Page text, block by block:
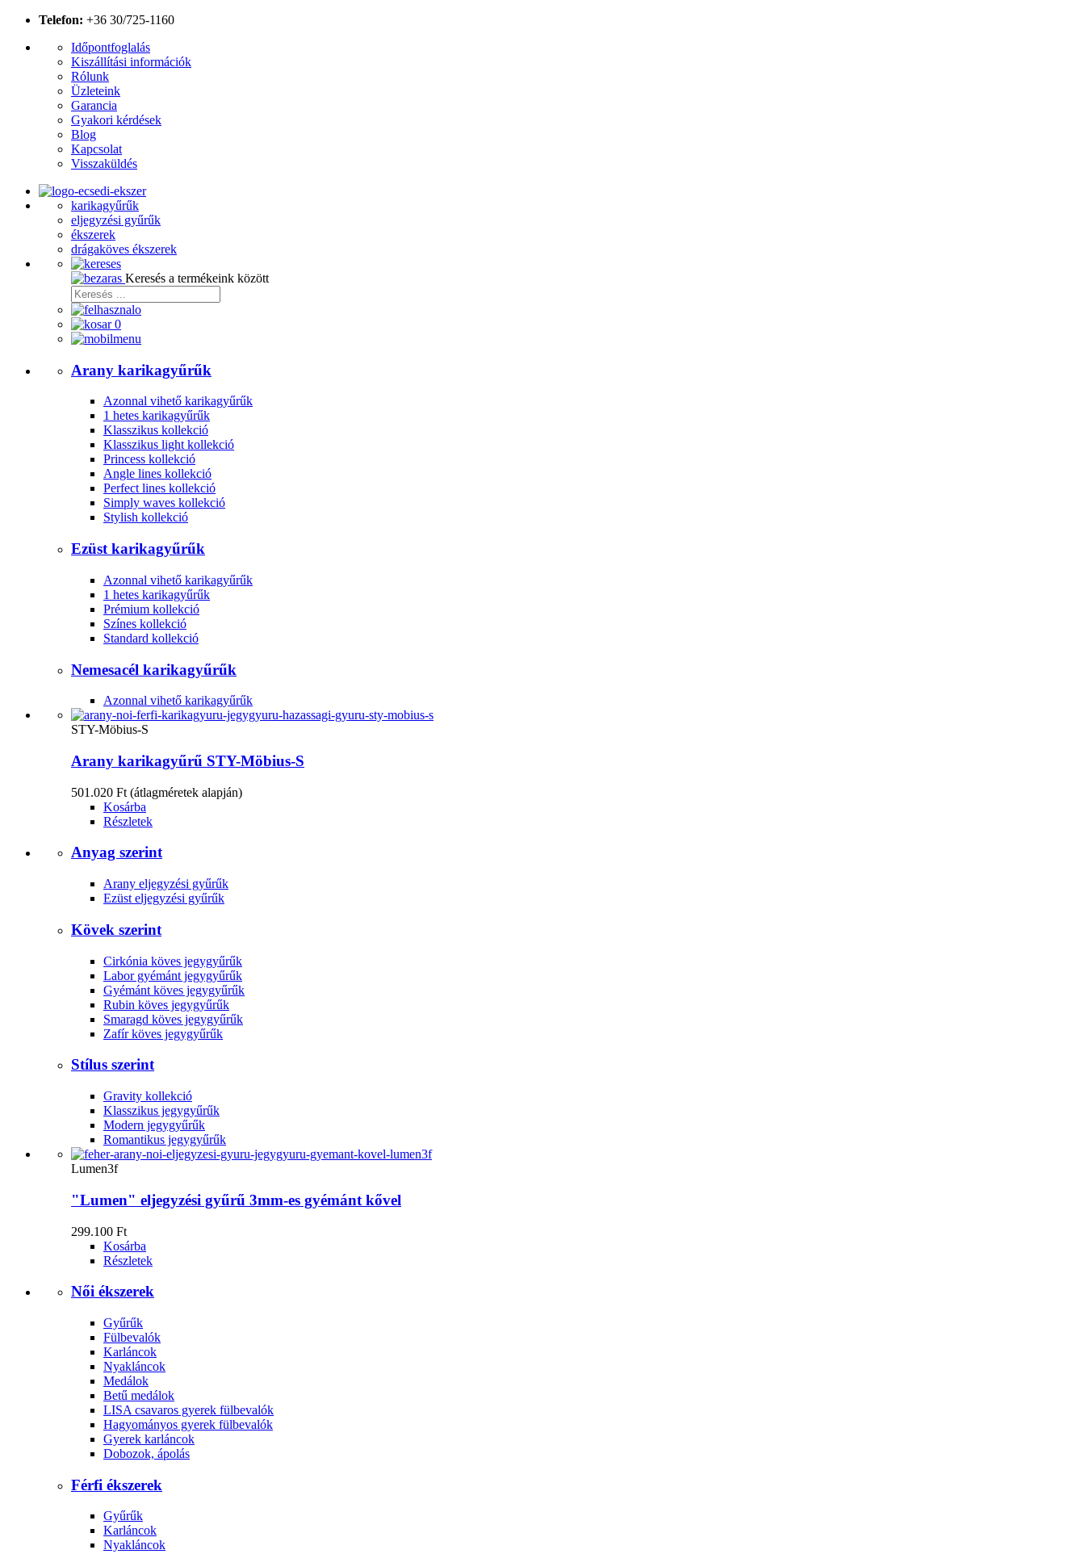
Telefon: +36 30/725-1160
Időpontfoglalás
Kiszállítási információk
Rólunk
Üzleteink
Garancia
Gyakori kérdések
Blog
Kapcsolat
Visszaküldés
karikagyűrűk
eljegyzési gyűrűk
ékszerek
drágaköves ékszerek
Keresés a termékeink között
0
Arany karikagyűrűk
Azonnal vihető karikagyűrűk
1 hetes karikagyűrűk
Klasszikus kollekció
Klasszikus light kollekció
Princess kollekció
Angle lines kollekció
Perfect lines kollekció
Simply waves kollekció
Stylish kollekció
Ezüst karikagyűrűk
Azonnal vihető karikagyűrűk
1 hetes karikagyűrűk
Prémium kollekció
Színes kollekció
Standard kollekció
Nemesacél karikagyűrűk
Azonnal vihető karikagyűrűk
STY-Möbius-S
Arany karikagyűrű STY-Möbius-S
501.020 Ft (átlagméretek alapján)
Kosárba
Részletek
Anyag szerint
Arany eljegyzési gyűrűk
Ezüst eljegyzési gyűrűk
Kövek szerint
Cirkónia köves jegygyűrűk
Labor gyémánt jegygyűrűk
Gyémánt köves jegygyűrűk
Rubin köves jegygyűrűk
Smaragd köves jegygyűrűk
Zafír köves jegygyűrűk
Stílus szerint
Gravity kollekció
Klasszikus jegygyűrűk
Modern jegygyűrűk
Romantikus jegygyűrűk
Lumen3f
"Lumen" eljegyzési gyűrű 3mm-es gyémánt kővel
299.100 Ft
Kosárba
Részletek
Női ékszerek
Gyűrűk
Fülbevalók
Karláncok
Nyakláncok
Medálok
Betű medálok
LISA csavaros gyerek fülbevalók
Hagyományos gyerek fülbevalók
Gyerek karláncok
Dobozok, ápolás
Férfi ékszerek
Gyűrűk
Karláncok
Nyakláncok